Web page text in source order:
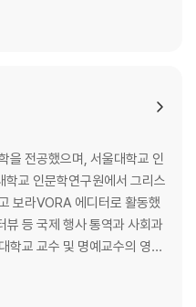
?’라는 아이에게 뭐라고 말해줘
특징은 무엇인가요?
무엇인가요?
이인가요, 동생인가요?
?
?
받았다. 자신의 오랜 경험과
으로부터 나를 보호한다Je m
을 전공했으며, 서울대학교 인
학교 인문학연구원에서 그리스
보라VORA 에디터로 활동했
뷰 등 국제 행사 통역과 사회과
학교 교수 및 명예교수의 영어
교 폭력에 관한 모든 질문』,
이 나고 말았다』, 『우리가 살